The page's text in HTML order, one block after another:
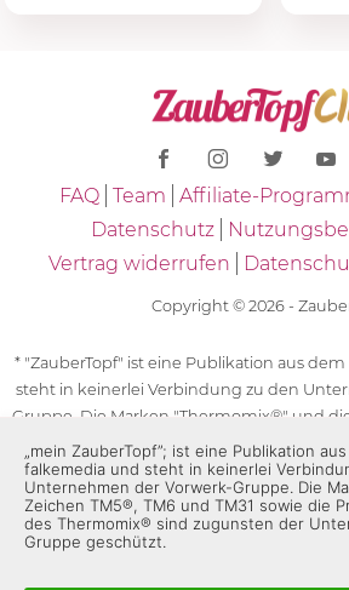
FAQ Team Affiliate-
Datenschutz
Vertrag widerrufen
Copyright © 2026 -
* "ZauberTopf" ist eine Publikation aus
steht in keinerlei Verbindung zu den
Gruppe. Die Marken "Thermomix®" und
des "Thermomix®" sind eingetragene
der Vorwerk-Gruppe. Die Marken
TM6 und TM31 sowie die
sind zugunsten der Unternehmen
geschützt. Für die Rezeptangaben in
„mein ZauberTopf”; ist eine Publikation
falkemedia und steht in keinerlei
Unternehmen der Vorwerk-Gruppe. Die
Zeichen TM5®, TM6 und TM31 sowie die
des Thermomix® sind zugunsten der
Gruppe geschützt.